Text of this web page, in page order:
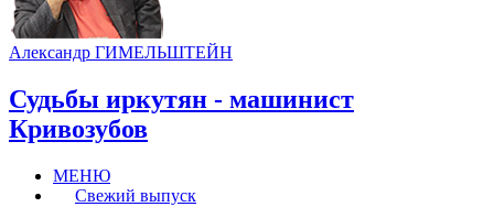
Александр ГИМЕЛЬШТЕЙН
Судьбы иркутян - машинист
Кривозубов
МЕНЮ
Свежий выпуск